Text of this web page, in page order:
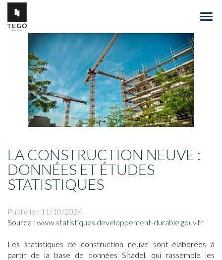
LA CONSTRUCTION NEUVE :
DONNÉES ET ÉTUDES
STATISTIQUES
Publié le : 11/10/2024
Source : www.statistiques.developpement-durable.gouv.fr
Les statistiques de construction neuve sont élaborées à
partir de la base de données Sitadel, qui rassemble les